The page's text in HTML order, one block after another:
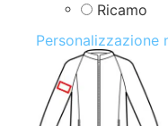
Ricamo
Personalizzazione